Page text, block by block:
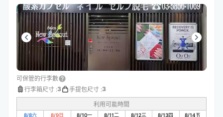
可保管的行李數
行李箱尺寸 :3 手提包尺寸 :3
利用可能時間
8/8六 8/9日 8/10一 8/11二 8/12三 8/13四 8/14五